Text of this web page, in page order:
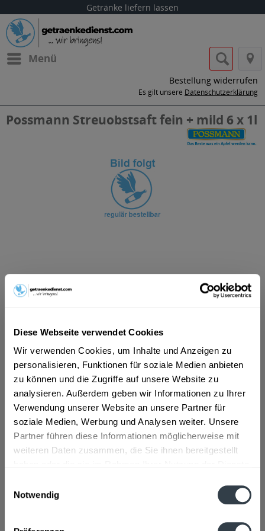
Diese Webseite verwendet Cookies
Wir verwenden Cookies, um Inhalte und Anzeigen zu
personalisieren, Funktionen für soziale Medien anbieten
zu können und die Zugriffe auf unsere Website zu
analysieren. Außerdem geben wir Informationen zu Ihrer
Verwendung unserer Website an unsere Partner für
soziale Medien, Werbung und Analysen weiter. Unsere
Partner führen diese Informationen möglicherweise mit
weiteren Daten zusammen, die Sie ihnen bereitgestellt
Notwendig
Getränke liefern lassen
Menü
Bestellung widerrufen
Es gilt unsere Datenschutzerklärung
Possmann Streuobstsaft fein + mild 6 x 1l
ab 12,69 € *
Vorrätig
MEHRWEG
+2,40 € Pfand
In den Warenkorb
Artikel-Nr.:
31568
Verfügbar in:
mehr